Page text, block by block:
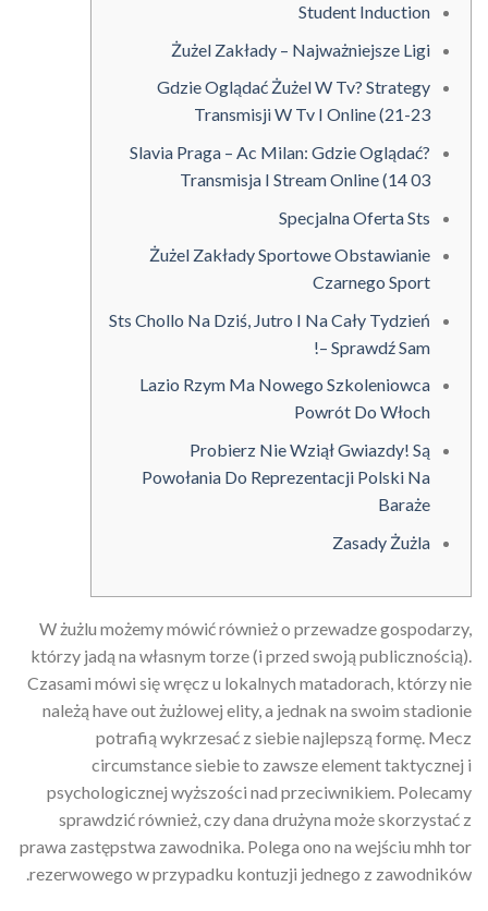
Student Induction
Żużel Zakłady – Najważniejsze Ligi
Gdzie Oglądać Żużel W Tv? Strategy
Transmisji W Tv I Online (21-23
Slavia Praga – Ac Milan: Gdzie Oglądać?
Transmisja I Stream Online (14 03
Specjalna Oferta Sts
Żużel Zakłady Sportowe Obstawianie
Czarnego Sport
Sts Chollo Na Dziś, Jutro I Na Cały Tydzień
– Sprawdź Sam!
Lazio Rzym Ma Nowego Szkoleniowca
Powrót Do Włoch
Probierz Nie Wziął Gwiazdy! Są
Powołania Do Reprezentacji Polski Na
Baraże
Zasady Żużla
W żużlu możemy mówić również o przewadze gospodarzy,
którzy jadą na własnym torze (i przed swoją publicznością).
Czasami mówi się wręcz u lokalnych matadorach, którzy nie
należą have out żużlowej elity, a jednak na swoim stadionie
potrafią wykrzesać z siebie najlepszą formę. Mecz
circumstance siebie to zawsze element taktycznej i
psychologicznej wyższości nad przeciwnikiem. Polecamy
sprawdzić również, czy dana drużyna może skorzystać z
prawa zastępstwa zawodnika. Polega ono na wejściu mhh tor
rezerwowego w przypadku kontuzji jednego z zawodników.